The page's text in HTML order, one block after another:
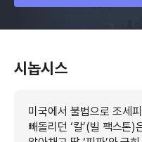
시놉시스
미국에서 불법으로 조세
빼돌리던 ‘칼’(빌 팩스톤